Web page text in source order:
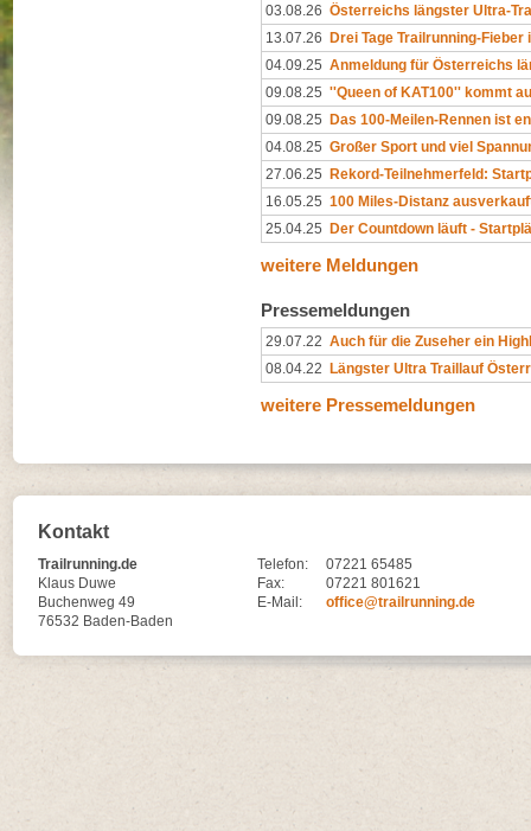
03.08.26 Österreichs längster Ultra-
13.07.26 Drei Tage Trailrunning-Fieber
04.09.25 Anmeldung für Österreichs
09.08.25 ''Queen of KAT100'' kommt
09.08.25 Das 100-Meilen-Rennen ist
04.08.25 Großer Sport und viel
27.06.25 Rekord-Teilnehmerfeld:
16.05.25 100 Miles-Distanz
25.04.25 Der Countdown läuft -
weitere Meldungen
Pressemeldungen
29.07.22 Auch für die Zuseher ein
08.04.22 Längster Ultra Traillauf
weitere Pressemeldungen
Kontakt
Trailrunning.de
Klaus Duwe
Buchenweg 49
76532 Baden-Baden
Telefon:
07221 65485
Fax:
07221 801621
E-Mail:
office@trailrunning.de